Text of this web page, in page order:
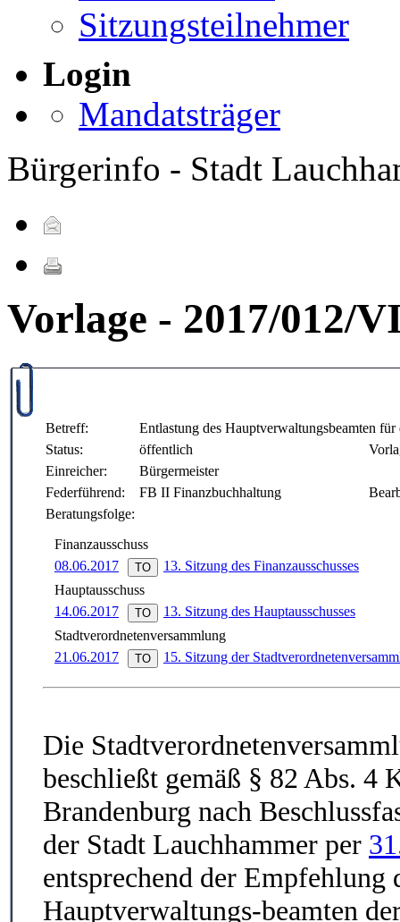
Sitzungsteilnehmer
Login
Mandatsträger
Bürgerinfo - Stadt
Vorlage - 2017/012/
Betreff:
Entlastung des Hauptverwaltungsbeamten für
Status:
öffentlich
Einreicher:
Bürgermeister
Federführend:
FB II Finanzbuchhaltung
Beratungsfolge:
Finanzausschuss
08.06.2017
13. Sitzung des Finanzausschusses
Hauptausschuss
14.06.2017
13. Sitzung des Hauptausschusses
Stadtverordnetenversammlung
21.06.2017
15. Sitzung der
Die
beschließt gemäß § 82 Abs. 4
Brandenburg nach
der Stadt Lauchhammer per
entsprechend der Empfehlung
Hauptverwaltungs-beamten